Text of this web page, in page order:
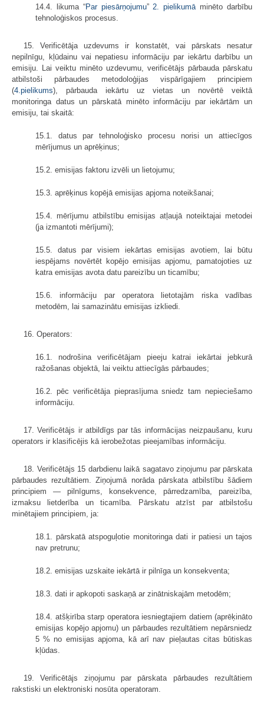
14.4. likuma “Par piesārņojumu” 2. pielikumā minēto darbību
tehnoloģiskos procesus.
15. Verificētāja uzdevums ir konstatēt, vai pārskats nesatur
nepilnīgu, kļūdainu vai nepatiesu informāciju par iekārtu darbību un
emisiju. Lai veiktu minēto uzdevumu, verificētājs pārbauda pārskatu
atbilstoši pārbaudes metodoloģijas vispārīgajiem principiem
(4.pielikums), pārbauda iekārtu uz vietas un novērtē veiktā
monitoringa datus un pārskatā minēto informāciju par iekārtām un
emisiju, tai skaitā:
15.1. datus par tehnoloģisko procesu norisi un attiecīgos
mērījumus un aprēķinus;
15.2. emisijas faktoru izvēli un lietojumu;
15.3. aprēķinus kopējā emisijas apjoma noteikšanai;
15.4. mērījumu atbilstību emisijas atļaujā noteiktajai metodei
(ja izmantoti mērījumi);
15.5. datus par visiem iekārtas emisijas avotiem, lai būtu
iespējams novērtēt kopējo emisijas apjomu, pamatojoties uz
katra emisijas avota datu pareizību un ticamību;
15.6. informāciju par operatora lietotajām riska vadības
metodēm, lai samazinātu emisijas izkliedi.
16. Operators:
16.1. nodrošina verificētājam pieeju katrai iekārtai jebkurā
ražošanas objektā, lai veiktu attiecīgās pārbaudes;
16.2. pēc verificētāja pieprasījuma sniedz tam nepieciešamo
informāciju.
17. Verificētājs ir atbildīgs par tās informācijas neizpaušanu, kuru
operators ir klasificējis kā ierobežotas pieejamības informāciju.
18. Verificētājs 15 darbdienu laikā sagatavo ziņojumu par pārskata
pārbaudes rezultātiem. Ziņojumā norāda pārskata atbilstību šādiem
principiem — pilnīgums, konsekvence, pārredzamība, pareizība,
izmaksu lietderība un ticamība. Pārskatu atzīst par atbilstošu
minētajiem principiem, ja:
18.1. pārskatā atspoguļotie monitoringa dati ir patiesi un tajos
nav pretrunu;
18.2. emisijas uzskaite iekārtā ir pilnīga un konsekventa;
18.3. dati ir apkopoti saskaņā ar zinātniskajām metodēm;
18.4. atšķirība starp operatora iesniegtajiem datiem (aprēķināto
emisijas kopējo apjomu) un pārbaudes rezultātiem nepārsniedz
5 % no emisijas apjoma, kā arī nav pieļautas citas būtiskas
kļūdas.
19. Verificētājs ziņojumu par pārskata pārbaudes rezultātiem
rakstiski un elektroniski nosūta operatoram.